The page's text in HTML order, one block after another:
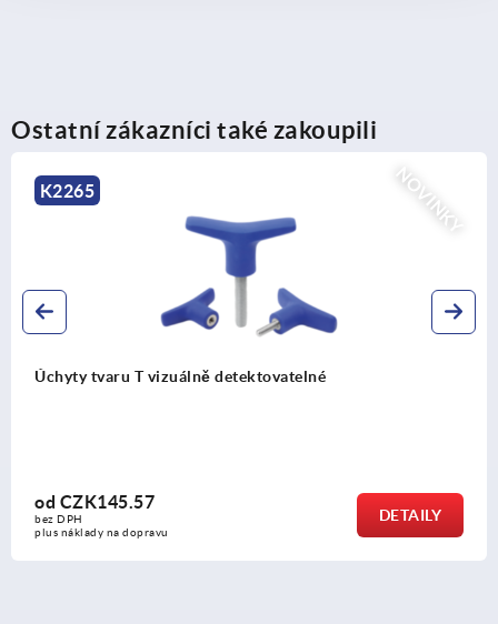
Ostatní zákazníci také zakoupili
NOVINKY
DETAILY
Úchyty tvaru T z termoplastu
plus náklady na dopravu